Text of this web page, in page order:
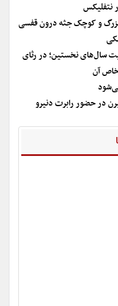
نتفلیکس
و کوچک جثه درون قفسی
سال‌های نخستین؛ در رثای
آن
در حضور رابرت دنیرو